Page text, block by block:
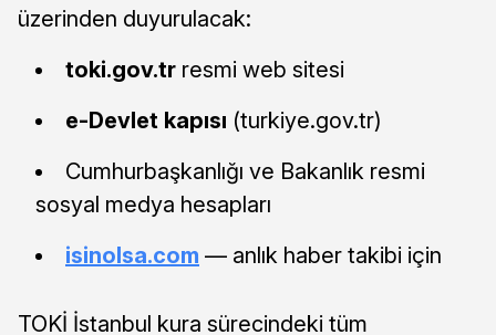
üzerinden duyurulacak:
toki.gov.tr resmi web sitesi
e-Devlet kapısı (turkiye.gov.tr)
Cumhurbaşkanlığı ve Bakanlık resmi
sosyal medya hesapları
isinolsa.com — anlık haber takibi için
TOKİ İstanbul kura sürecindeki tüm